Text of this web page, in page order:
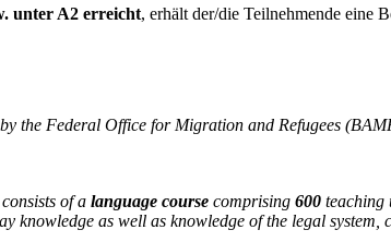
unter A2 erreicht, erhält der/die Teilnehmende eine
the Federal Office for Migration and Refugees
of a language course comprising 600 teaching
knowledge as well as knowledge of the legal system,